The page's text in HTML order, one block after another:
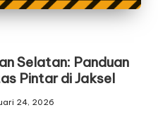
Selatan: Panduan
Pintar di Jaksel
24, 2026